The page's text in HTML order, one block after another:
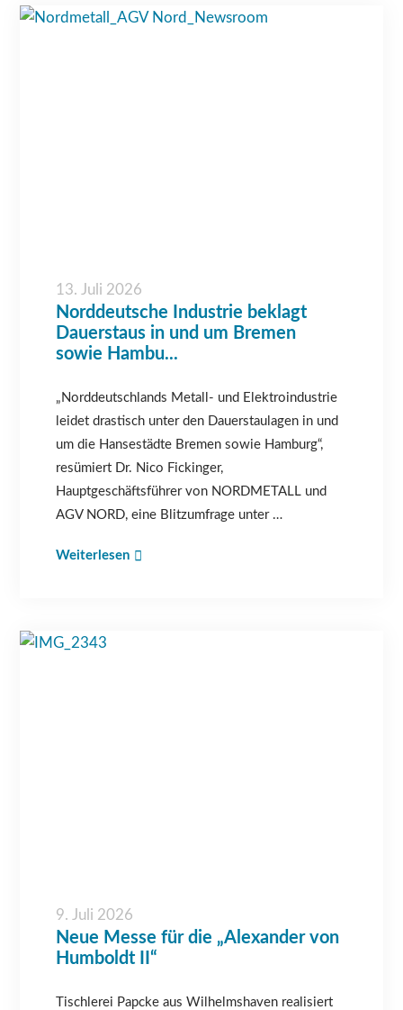
13. Juli 2026
Norddeutsche Industrie beklagt
Dauerstaus in und um Bremen
sowie Hambu...
„Norddeutschlands Metall- und Elektroindustrie
leidet drastisch unter den Dauerstaulagen in und
um die Hansestädte Bremen sowie Hamburg“,
resümiert Dr. Nico Fickinger,
Hauptgeschäftsführer von NORDMETALL und
AGV NORD, eine Blitzumfrage unter …
Weiterlesen
9. Juli 2026
Neue Messe für die „Alexander von
Humboldt II“
Tischlerei Papcke aus Wilhelmshaven realisiert